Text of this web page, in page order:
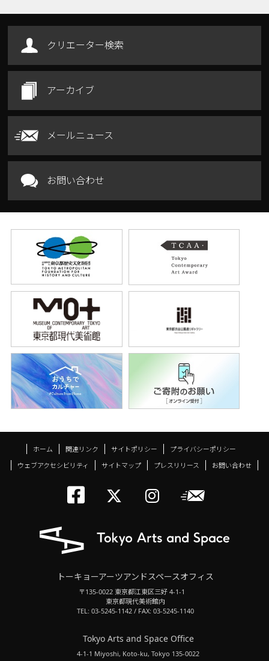
クリエーター検索
アーカイブ
メールニュース
お問い合わせ
ホーム 関連リンク サイトポリシー
プライバシーポリシー
ウェブアクセシビリティ
サイトマップ プレスリリース お問い合わせ
トーキョーアーツ
メールニ
トーキョーアーツアンドスペースオフィス
〒135-0022 東京都江東区三好 4-1-1
東京都現代美術館内
TEL: 03-5245-1142 / FAX: 03-5245-1140
Tokyo Arts and Space Office
4-1-1 Miyoshi, Koto-ku, Tokyo 135-0022